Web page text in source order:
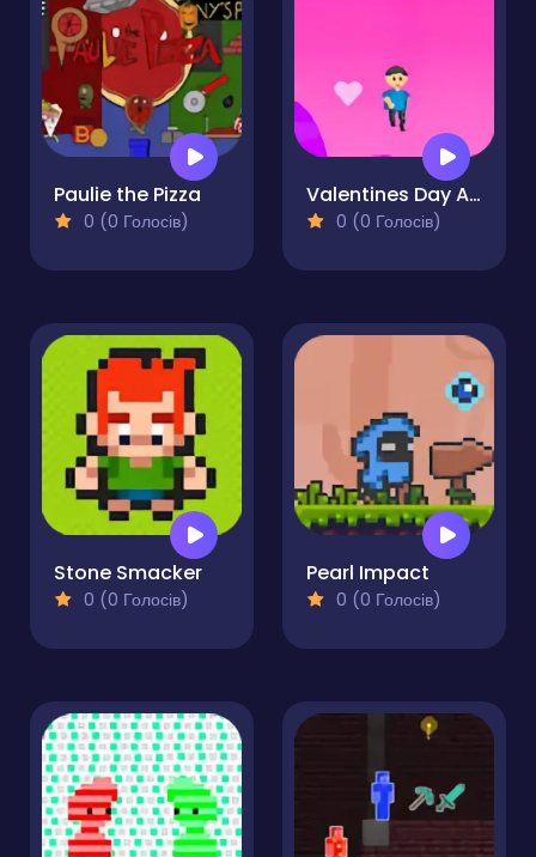
Paulie the Pizza
0 (0 Голосів)
Valentines Day Adventures
0 (0 Голосів)
Stone Smacker
0 (0 Голосів)
Pearl Impact
0 (0 Голосів)